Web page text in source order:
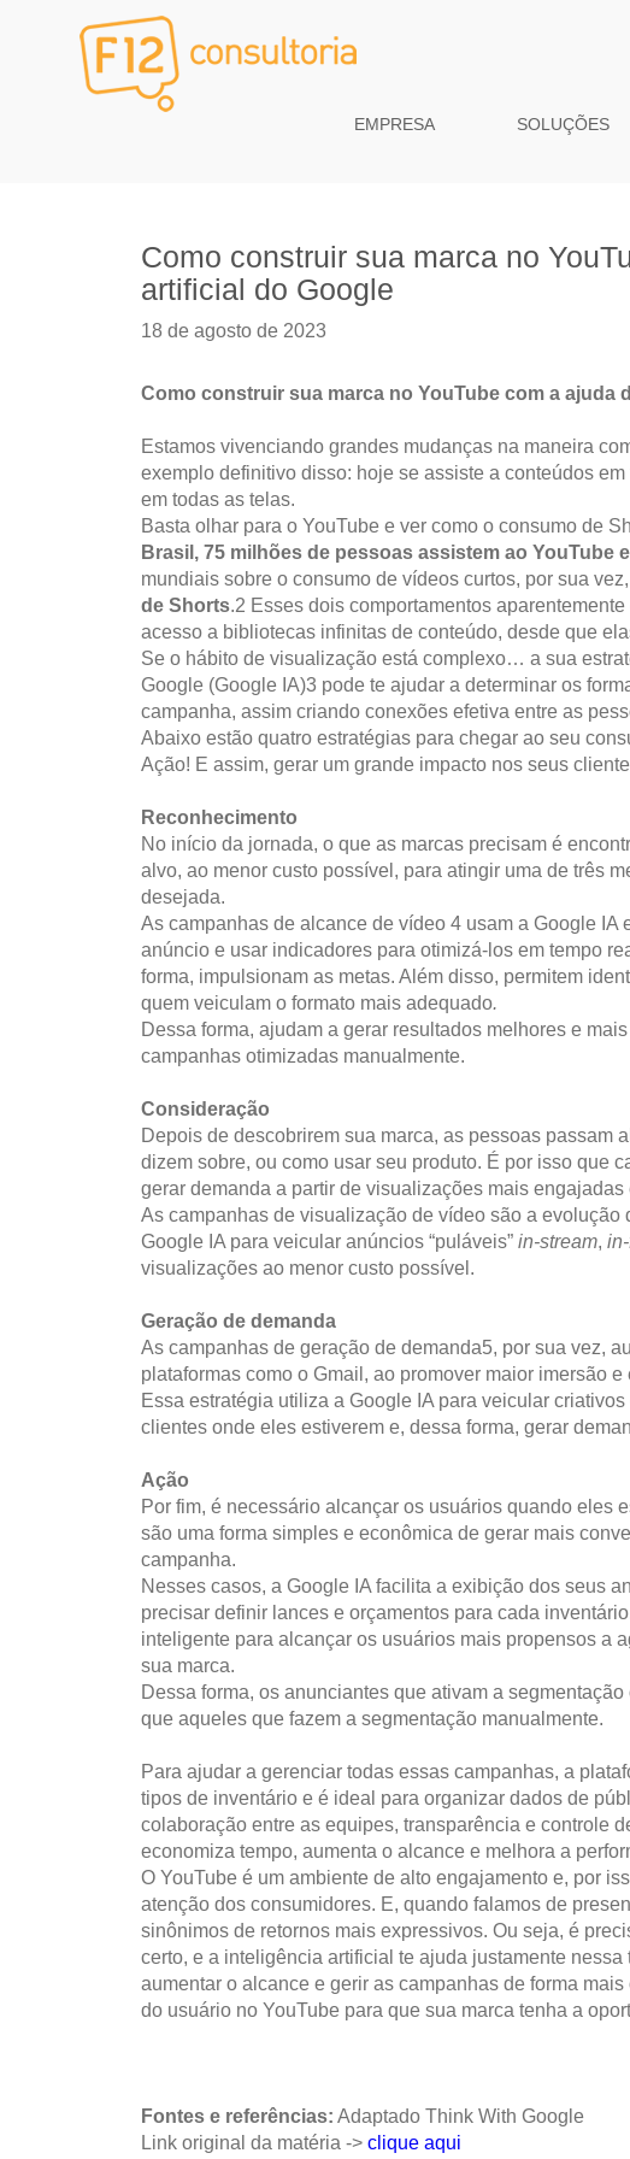
EMPRESA SOLUÇÕES
Como construir sua marca no
artificial do Google
18 de agosto de 2023
Como construir sua marca no YouTube com a
Estamos vivenciando grandes mudanças na maneira
exemplo definitivo disso: hoje se assiste a conteúdos
em todas as telas.
Basta olhar para o YouTube e ver como o consumo de
Brasil, 75 milhões de pessoas assistem ao YouTube
mundiais sobre o consumo de vídeos curtos, por sua
de Shorts.2 Esses dois comportamentos
acesso a bibliotecas infinitas de conteúdo, desde que
Se o hábito de visualização está complexo… a sua
Google (Google IA)3 pode te ajudar a determinar os
campanha, assim criando conexões efetiva entre as
Abaixo estão quatro estratégias para chegar ao seu
Ação! E assim, gerar um grande impacto nos seus
Reconhecimento
No início da jornada, o que as marcas precisam é
alvo, ao menor custo possível, para atingir uma de três
desejada.
As campanhas de alcance de vídeo 4 usam a Google
anúncio e usar indicadores para otimizá-los em tempo
forma, impulsionam as metas. Além disso, permitem
quem veiculam o formato mais adequado.
Dessa forma, ajudam a gerar resultados melhores e
campanhas otimizadas manualmente.
Consideração
Depois de descobrirem sua marca, as pessoas passam
dizem sobre, ou como usar seu produto. É por isso que
gerar demanda a partir de visualizações mais engajadas
As campanhas de visualização de vídeo são a
Google IA para veicular anúncios “puláveis” in-stream,
visualizações ao menor custo possível.
Geração de demanda
As campanhas de geração de demanda5, por sua vez,
plataformas como o Gmail, ao promover maior imersão
Essa estratégia utiliza a Google IA para veicular
clientes onde eles estiverem e, dessa forma, gerar
Ação
Por fim, é necessário alcançar os usuários quando eles
são uma forma simples e econômica de gerar mais
campanha.
Nesses casos, a Google IA facilita a exibição dos seus
precisar definir lances e orçamentos para cada
inteligente para alcançar os usuários mais propensos a
sua marca.
Dessa forma, os anunciantes que ativam a
que aqueles que fazem a segmentação manualmente.
Para ajudar a gerenciar todas essas campanhas, a
tipos de inventário e é ideal para organizar dados de
colaboração entre as equipes, transparência e controle
economiza tempo, aumenta o alcance e melhora a
O YouTube é um ambiente de alto engajamento e, por
atenção dos consumidores. E, quando falamos de
sinônimos de retornos mais expressivos. Ou seja, é
certo, e a inteligência artificial te ajuda justamente
aumentar o alcance e gerir as campanhas de forma
do usuário no YouTube para que sua marca tenha a
Fontes e referências: Adaptado Think With Google
Link original da matéria -> clique aqui